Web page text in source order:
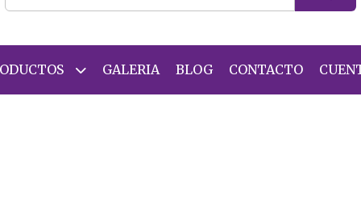
GALERIA BLOG CONTACTO